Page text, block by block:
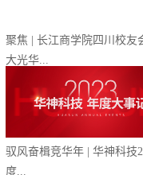
驭风奋楫竞华年 | 华神科技
度...